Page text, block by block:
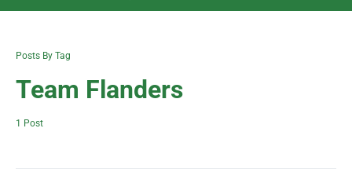
Posts By Tag
Team Flanders
1 Post